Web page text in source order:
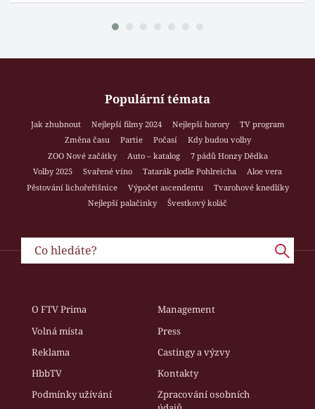
Populární témata
Jak zhubnout Nejlepší filmy 2024 Nejlepší horory
TV program
Změna času
Partie Počasí
Kdy budou volby
ZOO Nové začátky
Auto – katalog
7 pádů Honzy Dědka
Volby 2025
Svařené víno Tatarák podle Pohlreicha
Aloe vera
Pěstování lichořeřišnice
Výpočet ascendentu
Tvarohové knedlíky
Nejlepší palačinky
Švestkový koláč
O FTV Prima
Management
Volná místa
Press
Reklama
Castingy a výzvy
HbbTV
Kontakty
Podmínky užívání
Zpracování osobních